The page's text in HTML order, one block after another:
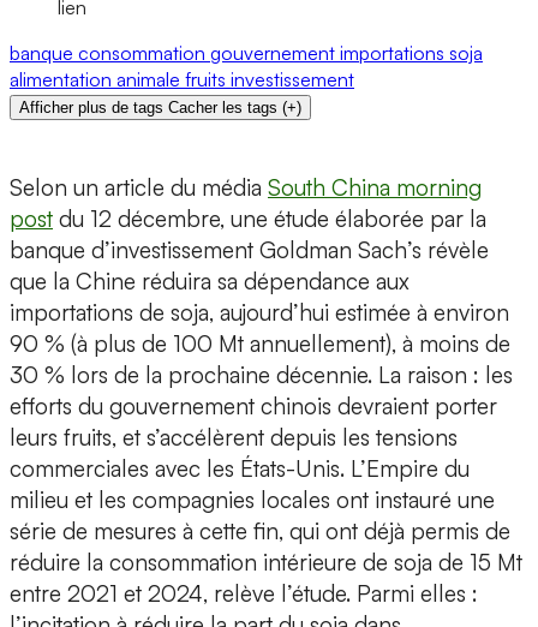
lien
banque consommation gouvernement importations soja
alimentation animale fruits investissement
Afficher plus de tags Cacher les tags (+)
Selon un article du média South China morning
post du 12 décembre, une étude élaborée par la
banque d’investissement Goldman Sach’s révèle
que la Chine réduira sa dépendance aux
importations de soja, aujourd’hui estimée à environ
90 % (à plus de 100 Mt annuellement), à moins de
30 % lors de la prochaine décennie. La raison : les
efforts du gouvernement chinois devraient porter
leurs fruits, et s’accélèrent depuis les tensions
commerciales avec les États-Unis. L’Empire du
milieu et les compagnies locales ont instauré une
série de mesures à cette fin, qui ont déjà permis de
réduire la consommation intérieure de soja de 15 Mt
entre 2021 et 2024, relève l’étude. Parmi elles :